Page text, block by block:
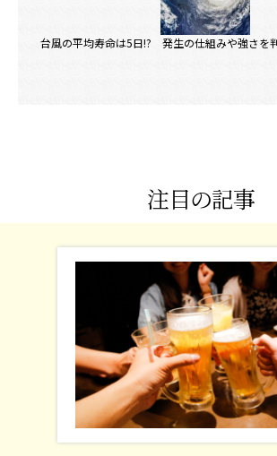
台風の平均寿命は5日!? 発生の仕組みや強さを
注目の記事